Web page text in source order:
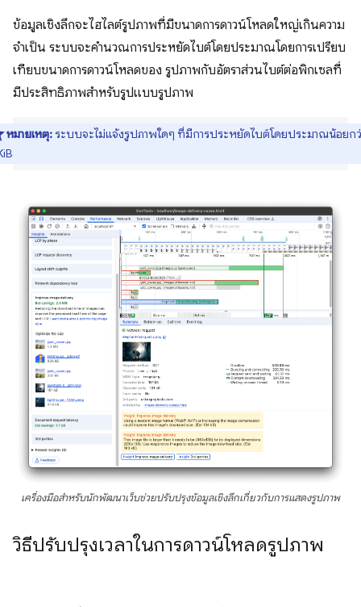
ข้อมูลเชิงลึกจะไฮไลต์รูปภาพที่มีขนาดการดาวน์โหลดใหญ่เกินความ
จำเป็น ระบบจะคำนวณการประหยัดไบต์โดยประมาณโดยการเปรียบ
เทียบขนาดการดาวน์โหลดของ รูปภาพกับอัตราส่วนไบต์ต่อพิกเซลที่
มีประสิทธิภาพสำหรับรูปแบบรูปภาพ
หมายเหตุ:ระบบจะไม่แจ้งรูปภาพใดๆ ที่มีการประหยัดไบต์โดยประมาณน้อยก
เครื่องมือสำหรับนักพัฒนาเว็บช่วยปรับปรุงข้อมูลเชิงลึกเกี่ยวกับการแสดงรูปภาพ
วิธีปรับปรุงเวลาในการดาวน์โหลดรูปภาพ